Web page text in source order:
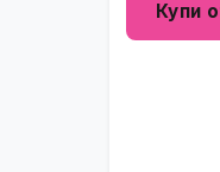
Купи